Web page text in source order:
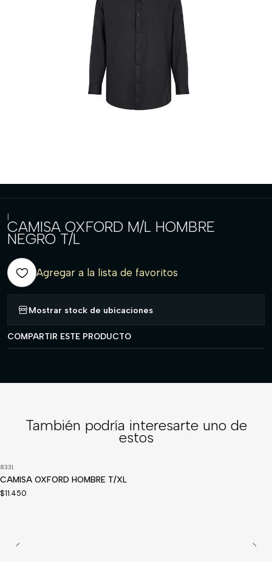
|
CAMISA OXFORD M/L HOMBRE
NEGRO T/L
Agregar a la lista de favoritos
Mostrar stock de ubicaciones
COMPARTIR ESTE PRODUCTO
También podría interesarte uno de
estos
833|
CAMISA OXFORD HOMBRE T/XL
$11.450